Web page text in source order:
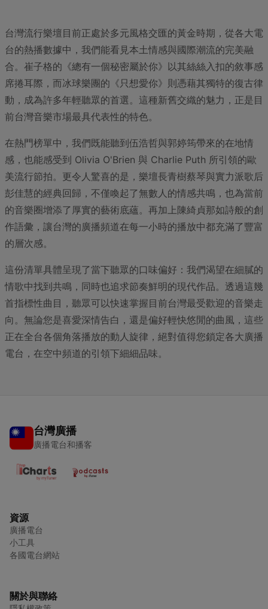
台灣流行樂壇目前正處於多元風格交匯的黃金時期，從各大電
台的熱播數據中，我們能看見本土情感與國際潮流的完美融
合。崔子格的《總有一個秘密屬於你》以其絲絲入扣的敘事感
席捲耳際，而冰球樂團的《只想愛你》則憑藉其獨特的復古律
動，成為許多年輕聽眾的首選。這種新舊交織的魅力，正是目
前台灣音樂市場最具代表性的特色。
在熱門榜單中，我們既能聽到伍浩哲與郭婷筠帶來的在地情
感，也能感受到 Olivia O'Brien 與 Charlie Puth 所引領的歐
美流行節拍。更令人驚喜的是，樂壇長青樹蔡琴與實力派歌后
彭佳慧的經典回歸，不僅喚起了無數人的情感共鳴，也為當前
的音樂圈增添了厚實的藝術底蘊。再加上陳綺貞那如詩般的創
作語彙，讓台灣的廣播頻道在每一小時的播放中都充滿了豐富
的層次感。
這份清單具體呈現了當下聽眾的口味偏好：我們渴望在細膩的
情歌中找到共鳴，同時也追求節奏鮮明的現代作品。透過這幾
首指標性曲目，聽眾可以快速掌握目前台灣最受歡迎的音樂走
向。無論您是喜愛深情告白，還是偏好輕快悠閒的曲風，這些
正在全台各個角落播放的動人旋律，絕對值得您鎖定各大廣播
電台，在空中頻道的引領下細細品味。
台灣廣播
廣播電台和播客
資源
廣播電台
小工具
各國電台網站
關於與聯絡